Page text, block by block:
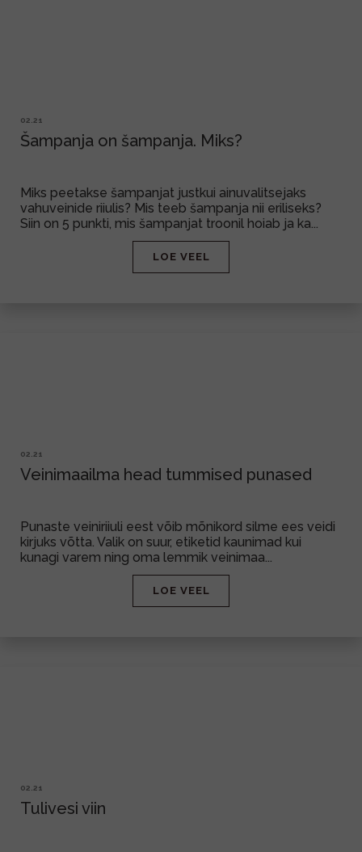
02.21
Šampanja on šampanja. Miks?
Miks peetakse šampanjat justkui ainuvalitsejaks
vahuveinide riiulis? Mis teeb šampanja nii eriliseks?
Siin on 5 punkti, mis šampanjat troonil hoiab ja ka...
LOE VEEL
02.21
Veinimaailma head tummised punased
Punaste veiniriiuli eest võib mõnikord silme ees veidi
kirjuks võtta. Valik on suur, etiketid kaunimad kui
kunagi varem ning oma lemmik veinimaa...
LOE VEEL
02.21
Tulivesi viin